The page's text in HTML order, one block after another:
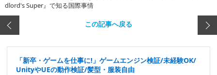
dlord's Super』で知る国際事情
この記事へ戻る
「新卒・ゲームを仕事に!」ゲームエンジン検証/未経験OK/
UnityやUEの動作検証/髪型・服装自由